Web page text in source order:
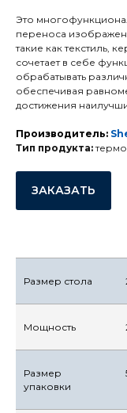
Это
переноса
такие как текстиль,
сочетает в себе
обрабатывать
обеспечивая
достижения
Производитель:
Тип продукта:
ЗАКАЗАТЬ
Размер стола
Мощность
Размер
упаковки